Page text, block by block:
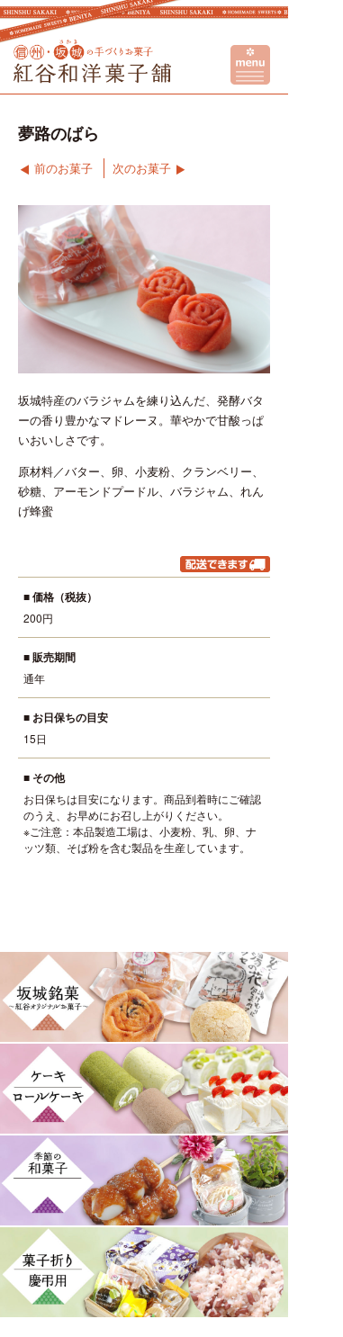
夢路のばら
前のお菓子 次のお菓子
坂城特産のバラジャムを練り込んだ、発酵バタ
ーの香り豊かなマドレーヌ。華やかで甘酸っぱ
いおいしさです。
原材料／バター、卵、小麦粉、クランベリー、
砂糖、アーモンドプードル、バラジャム、れん
げ蜂蜜
価格（税抜）
200円
販売期間
通年
お日保ちの目安
15日
その他
お日保ちは目安になります。商品到着時にご確認
のうえ、お早めにお召し上がりください。
※ご注意：本品製造工場は、小麦粉、乳、卵、ナ
ッツ類、そば粉を含む製品を生産しています。